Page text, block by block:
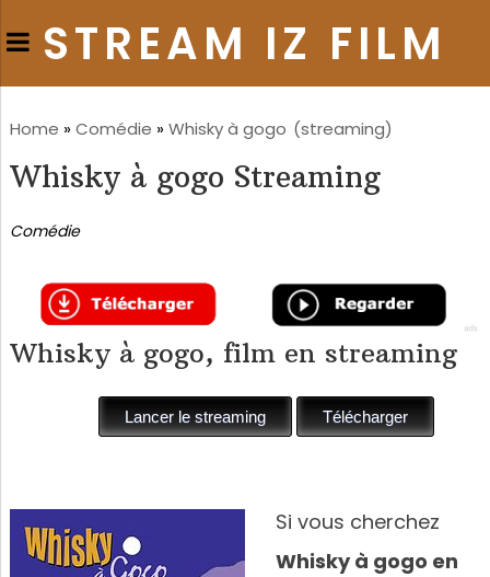
STREAM IZ FILM
Home »Comédie »Whisky à gogo (streaming)
Whisky à gogo Streaming
Comédie
Whisky à gogo, film en streaming
Si vous cherchez
Whisky à gogo en